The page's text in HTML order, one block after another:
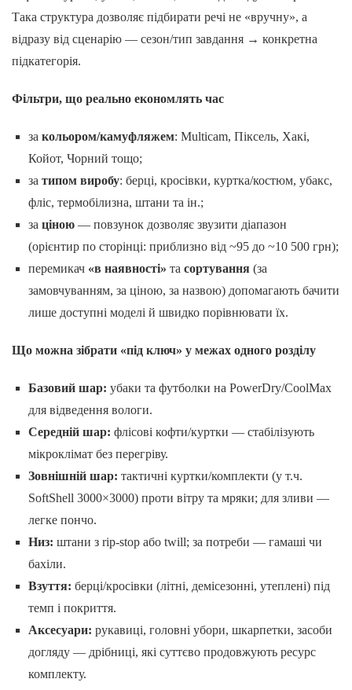
Така структура дозволяє підбирати речі не «вручну», а
відразу від сценарію — сезон/тип завдання → конкретна
підкатегорія.
Фільтри, що реально економлять час
за кольором/камуфляжем: Multicam, Піксель, Хакі,
Койот, Чорний тощо;
за типом виробу: берці, кросівки, куртка/костюм, убакс,
фліс, термобілизна, штани та ін.;
за ціною— повзунок дозволяє звузити діапазон
(орієнтир по сторінці: приблизно від ~95 до ~10 500 грн);
перемикач «в наявності» та сортування(за
замовчуванням, за ціною, за назвою) допомагають бачити
лише доступні моделі й швидко порівнювати їх.
Що можна зібрати «під ключ» у межах одного розділу
Базовий шар: убаки та футболки на PowerDry/CoolMax
для відведення вологи.
Середній шар: флісові кофти/куртки — стабілізують
мікроклімат без перегріву.
Зовнішній шар: тактичні куртки/комплекти (у т.ч.
SoftShell 3000×3000) проти вітру та мряки; для зливи —
легке пончо.
Низ: штани з rip-stop або twill; за потреби — гамаші чи
бахіли.
Взуття: берці/кросівки (літні, демісезонні, утеплені) під
темп і покриття.
Аксесуари: рукавиці, головні убори, шкарпетки, засоби
догляду — дрібниці, які суттєво продовжують ресурс
комплекту.